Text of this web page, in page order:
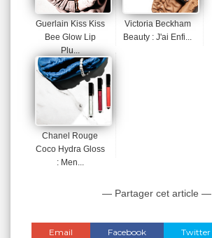
Guerlain Kiss Kiss
Bee Glow Lip
Plu...
Victoria Beckham
Beauty : J'ai Enfi...
Chanel Rouge
Coco Hydra Gloss
: Men...
— Partager cet article —
Email Facebook Twitter